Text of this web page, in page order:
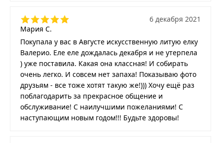
Мария С.
6 декабря 2021
Покупала у вас в Августе искусственную литую елку
Валерио. Еле еле дождалась декабря и не утерпела
) уже поставила. Какая она классная! И собирать
очень легко. И совсем нет запаха! Показываю фото
друзьям - все тоже хотят такую же!))) Хочу ещё раз
поблагодарить за прекрасное общение и
обслуживание! С наилучшими пожеланиями! С
наступающим новым годом!!! Будьте здоровы!